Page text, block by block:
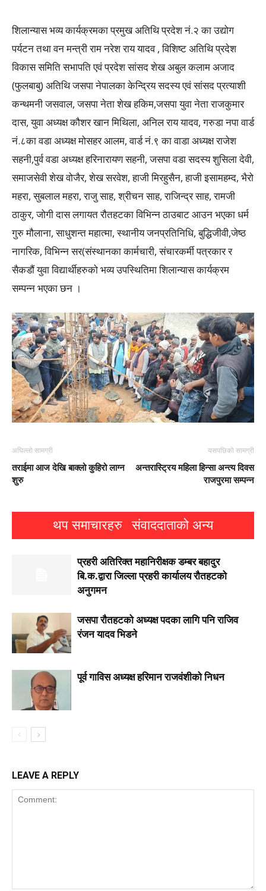
शिलान्यास भव्य कार्यक्रमका प्रमुख अतिथि प्रदेश नं.२ का उद्योग
पर्यटन तथा वन मन्त्री राम नरेश राय यादव , विशिष्ट अतिथि प्रदेश
विकास समिति सभापति एवं प्रदेश सांसद शेख अबुल कलाम अजाद
(फुलबाबु) अतिथि जसपा नेपालका केन्द्रिय सदस्य एवं सांसद प्रत्याशी
कन्थमनी जसवाल, जसपा नेता शेख हकिम,जसपा युवा नेता राजकुमार
दास, युवा अध्यक्ष कौशर खान मिथिला, अनिल राय यादव, गरुडा नपा वार्ड
नं.८का वडा अध्यक्ष मोसहर आलम, वार्ड नं.९ का वाडा अध्यक्ष राजेश
सहनी,पुर्व वडा अध्यक्ष हरिनारायण सहनी, जसपा वडा सदस्य शुसिला देवी,
समाजसेवी शेख वोजैर, शेख सरवेश, हाजी मिरहुसैन, हाजी इसामहम्द, भैरो
महरा, सुबलाल महरा, राजु साह, श्रीचन साह, राजिन्द्र साह, रामजी
ठाकुर, जोगी दास लगायत रौतहटका विभिन्न ठाउबाट आउन भएका धर्म
गुरु मौलाना, साधुशन्त महात्मा, स्थानीय जनप्रतिनिधि, बुद्धिजीवी,जेष्ठ
नागरिक, विभिन्न सर(संस्थानका कार्मचारी, संचारकर्मी पत्रकार र
सैकडौं युवा विद्यार्थीहरुको भव्य उपस्थितिमा शिलान्यास कार्यक्रम
सम्पन्न भएका छन ।
अघिल्लो सामग्री
तराईमा आज देखि बाक्लो कुहिरो लाग्न
शुरु
यसपछिको सामग्री
अन्तरास्ट्रिय महिला हिन्सा अन्त्य दिवस
राजपुरमा सम्पन्न
थप समाचारहरु संवाददाताको अन्य
प्रहरी अतिरिक्त महानिरीक्षक डम्बर बहादुर
बि.क.द्वारा जिल्ला प्रहरी कार्यालय रौतहटको
अनुगमन
जसपा राैतहटको अध्यक्ष पदका लागि पनि राजिव
रंजन यादव भिडने
पूर्व गाविस अध्यक्ष हरिमान राजवंशीको निधन
LEAVE A REPLY